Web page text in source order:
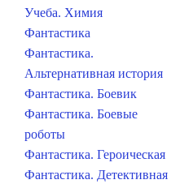
Учеба. Химия
Фантастика
Фантастика.
Альтернативная история
Фантастика. Боевик
Фантастика. Боевые
роботы
Фантастика. Героическая
Фантастика. Детективная